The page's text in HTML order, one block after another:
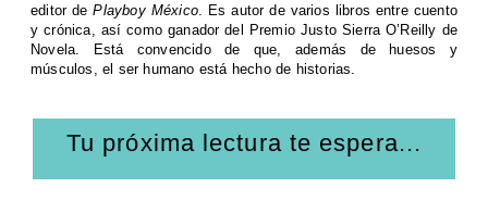
editor dePlayboy México. Es autor de varios libros entre cuento
y crónica, así como ganador del Premio Justo Sierra O’Reilly de
Novela. Está convencido de que, además de huesos y
músculos, el ser humano está hecho de historias.
Tu próxima lectura te espera...